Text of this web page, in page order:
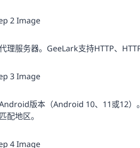
理服务器。GeeLark支持HTTP、
版本（Android 10、11或12）
配地区。